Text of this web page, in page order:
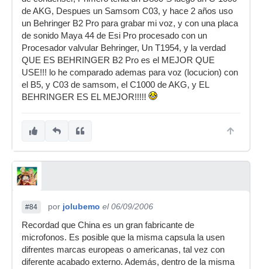
de AKG, Despues un Samsom C03, y hace 2 años uso
un Behringer B2 Pro para grabar mi voz, y con una placa
de sonido Maya 44 de Esi Pro procesado con un
Procesador valvular Behringer, Un T1954, y la verdad
QUE ES BEHRINGER B2 Pro es el MEJOR QUE
USE!!! lo he comparado ademas para voz (locucion) con
el B5, y C03 de samsom, el C1000 de AKG, y EL
BEHRINGER ES EL MEJOR!!!!!
#84 por jolubemo el 06/09/2006
Recordad que China es un gran fabricante de
microfonos. Es posible que la misma capsula la usen
difrentes marcas europeas o americanas, tal vez con
diferente acabado externo. Además, dentro de la misma